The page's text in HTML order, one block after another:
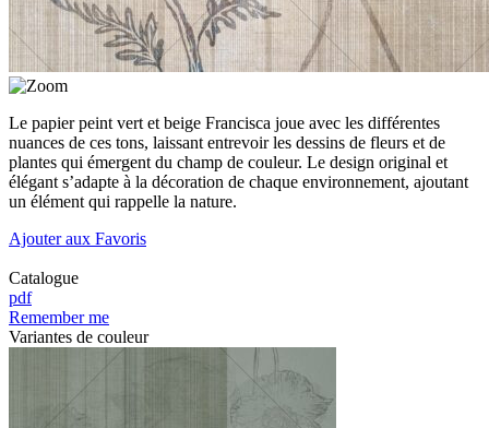
Le papier peint vert et beige Francisca joue avec les différentes
nuances de ces tons, laissant entrevoir les dessins de fleurs et de
plantes qui émergent du champ de couleur. Le design original et
élégant s’adapte à la décoration de chaque environnement, ajoutant
un élément qui rappelle la nature.
Ajouter aux Favoris
Catalogue
pdf
Remember me
Variantes de couleur